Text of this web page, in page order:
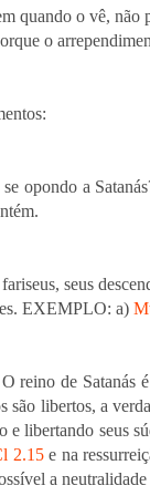
quando o vê,
o
opondo a
seus
EXEMPLO: a)
reino de
são libertos, a
e libertando seus
2.15e na
a